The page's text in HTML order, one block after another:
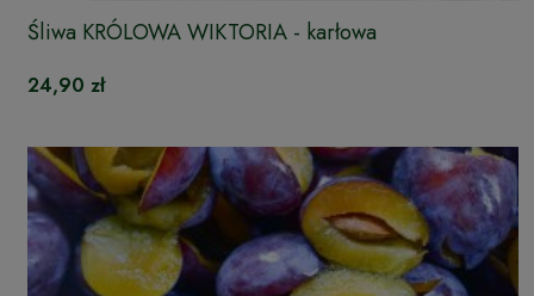
Śliwa KRÓLOWA WIKTORIA - karłowa
24,90 zł